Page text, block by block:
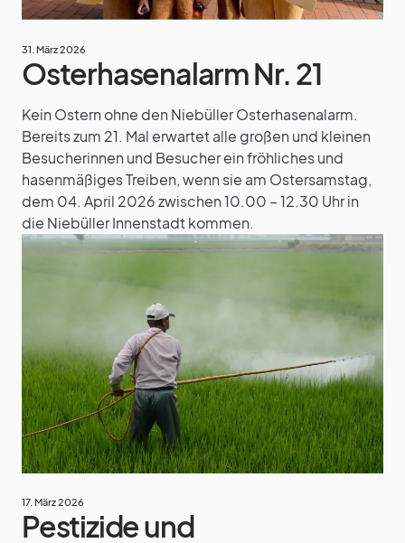
31. März 2026
Osterhasenalarm Nr. 21
Kein Ostern ohne den Niebüller Osterhasenalarm.
Bereits zum 21. Mal erwartet alle großen und kleinen
Besucherinnen und Besucher ein fröhliches und
hasenmäßiges Treiben, wenn sie am Ostersamstag,
dem 04. April 2026 zwischen 10.00 – 12.30 Uhr in
die Niebüller Innenstadt kommen.
17. März 2026
Pestizide und